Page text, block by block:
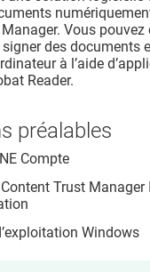
. Vous pouvez
des documents
à l’aide
Reader.
préalables
Compte
Trust Manager
Windows